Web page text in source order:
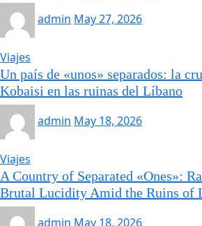
admin May 27, 2026
Viajes
Un país de «unos» separados: la
Kobaisi en las ruinas del Líbano
admin May 18, 2026
Viajes
A Country of Separated «Ones»:
Brutal Lucidity Amid the Ruins of
admin May 18, 2026